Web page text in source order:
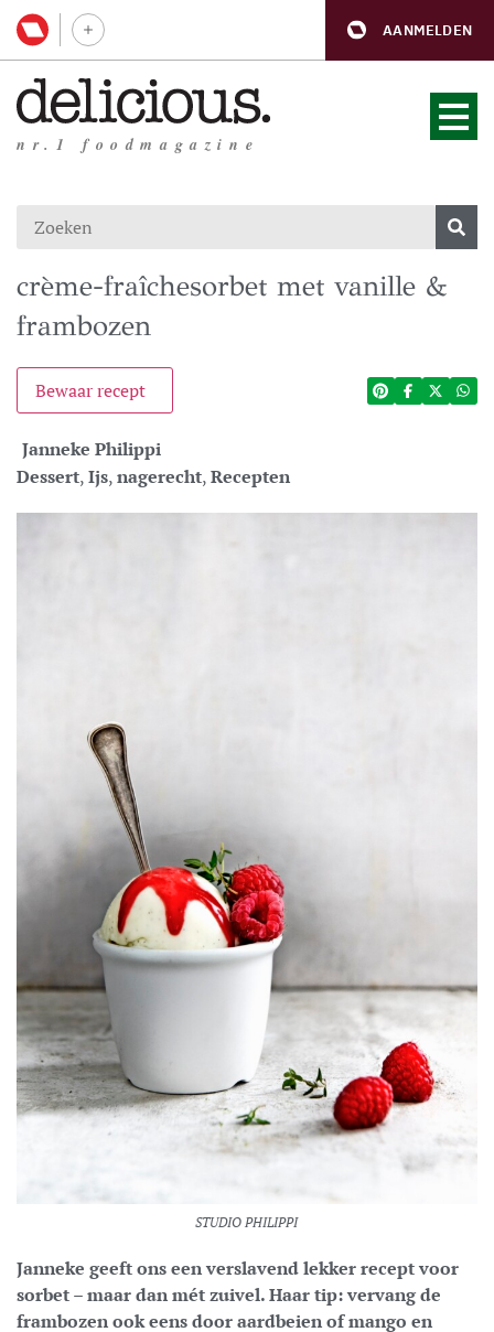
AANMELDEN
nr.1 foodmagazine
crème-fraîchesorbet met vanille &
frambozen
Bewaar recept
Janneke Philippi
Dessert,Ijs,nagerecht,Recepten
STUDIO PHILIPPI
Janneke geeft ons een verslavend lekker recept voor
sorbet – maar dan mét zuivel. Haar tip: vervang de
frambozen ook eens door aardbeien of mango en